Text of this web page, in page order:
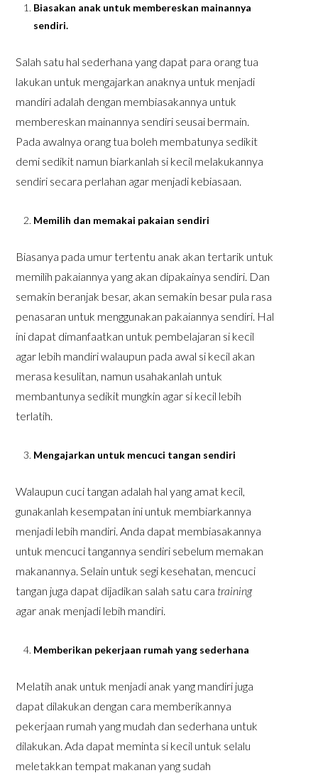
Biasakan anak untuk membereskan mainannya
sendiri.
Salah satu hal sederhana yang dapat para orang tua
lakukan untuk mengajarkan anaknya untuk menjadi
mandiri adalah dengan membiasakannya untuk
membereskan mainannya sendiri seusai bermain.
Pada awalnya orang tua boleh membatunya sedikit
demi sedikit namun biarkanlah si kecil melakukannya
sendiri secara perlahan agar menjadi kebiasaan.
Memilih dan memakai pakaian sendiri
Biasanya pada umur tertentu anak akan tertarik untuk
memilih pakaiannya yang akan dipakainya sendiri. Dan
semakin beranjak besar, akan semakin besar pula rasa
penasaran untuk menggunakan pakaiannya sendiri. Hal
ini dapat dimanfaatkan untuk pembelajaran si kecil
agar lebih mandiri walaupun pada awal si kecil akan
merasa kesulitan, namun usahakanlah untuk
membantunya sedikit mungkin agar si kecil lebih
terlatih.
Mengajarkan untuk mencuci tangan sendiri
Walaupun cuci tangan adalah hal yang amat kecil,
gunakanlah kesempatan ini untuk membiarkannya
menjadi lebih mandiri. Anda dapat membiasakannya
untuk mencuci tangannya sendiri sebelum memakan
makanannya. Selain untuk segi kesehatan, mencuci
tangan juga dapat dijadikan salah satu cara training
agar anak menjadi lebih mandiri.
Memberikan pekerjaan rumah yang sederhana
Melatih anak untuk menjadi anak yang mandiri juga
dapat dilakukan dengan cara memberikannya
pekerjaan rumah yang mudah dan sederhana untuk
dilakukan. Ada dapat meminta si kecil untuk selalu
meletakkan tempat makanan yang sudah